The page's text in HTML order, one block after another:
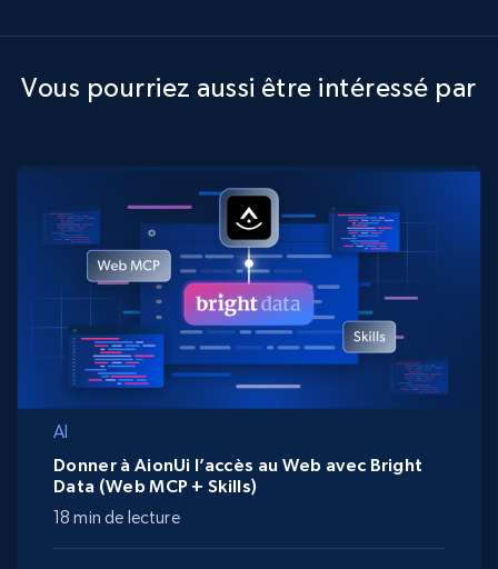
Vous pourriez aussi être intéressé par
AI
Donner à AionUi l’accès au Web avec Bright
Data (Web MCP + Skills)
18 min de lecture